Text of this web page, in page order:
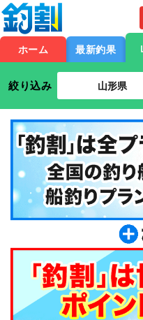
ホーム 最新釣果
絞り込み 山形県